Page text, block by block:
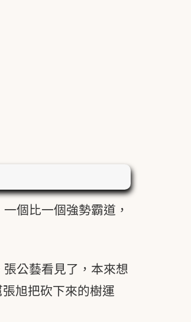
個比一個強勢霸道，
公藝看見了，本來想
旭把砍下來的樹運